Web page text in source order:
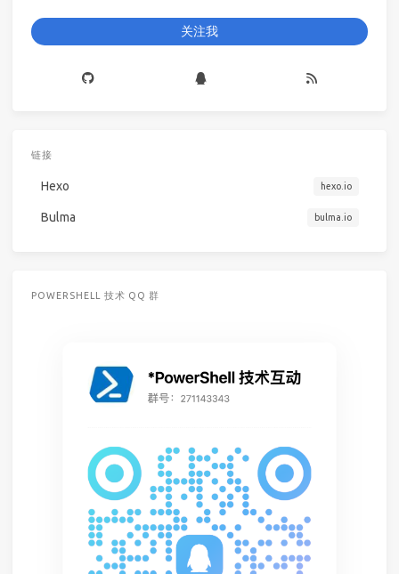
关注我
链接
Hexo hexo.io
Bulma bulma.io
POWERSHELL 技术 QQ 群